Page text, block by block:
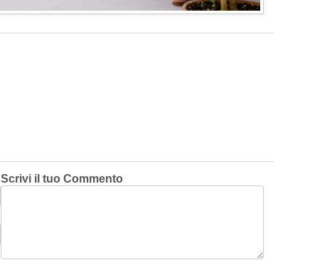
Scrivi il tuo Commento